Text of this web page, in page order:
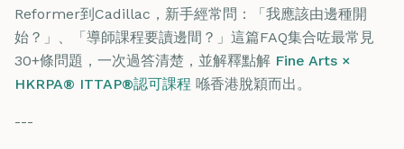
Reformer到Cadillac，新手經常問：「我應該由邊種開
始？」、「導師課程要讀邊間？」這篇FAQ集合咗最常見
30+條問題，一次過答清楚，並解釋點解 Fine Arts ×
HKRPA® ITTAP®認可課程 喺香港脫穎而出。
---